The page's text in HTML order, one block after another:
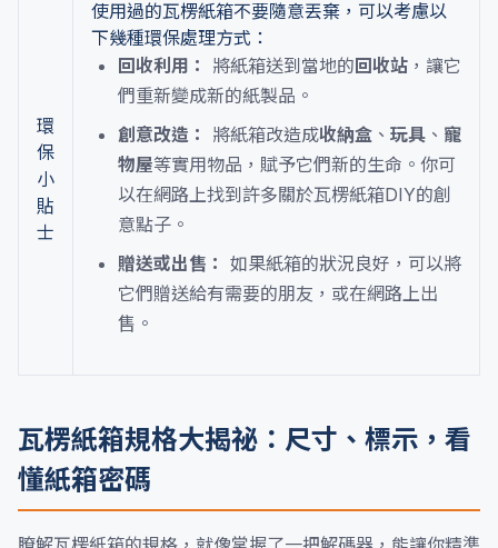
環
保
小
貼
士
使用過的瓦楞紙箱不要隨意丟棄，可以考慮以
下幾種環保處理方式：
回收利用：
將紙箱送到當地的 回收站 ，讓它
們重新變成新的紙製品。
創意改造：
將紙箱改造成收納盒 、 玩具 、 寵
物屋等實用物品，賦予它們新的生命。你可
以在網路上找到許多關於瓦楞紙箱DIY的創
意點子。
贈送或出售： 如果紙箱的狀況良好，可以將
它們贈送給有需要的朋友，或在網路上出
售。
瓦楞紙箱規格大揭祕：尺寸、標示，看
懂紙箱密碼